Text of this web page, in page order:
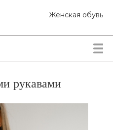
Женская обувь
рукавами